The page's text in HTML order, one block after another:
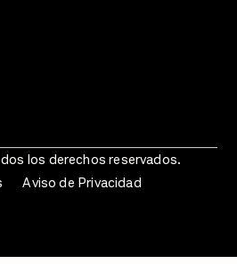
los derechos reservados.
Aviso de Privacidad